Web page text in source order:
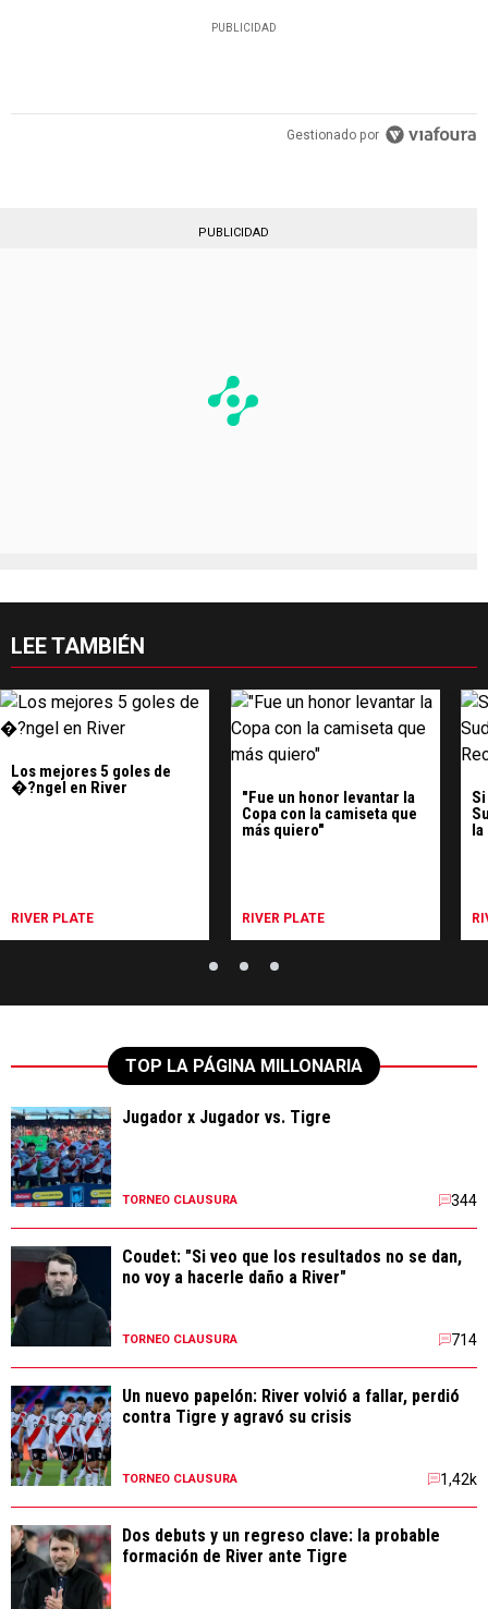
PUBLICIDAD
Gestionado por
PUBLICIDAD
LEE TAMBIÉN
Los mejores 5 goles de
�?ngel en River
RIVER PLATE
"Fue un honor levantar la
Copa con la camiseta que
más quiero"
RIVER PLATE
la
TOP LA PÁGINA MILLONARIA
Jugador x Jugador vs. Tigre
TORNEO CLAUSURA 344
Coudet: "Si veo que los resultados no se dan,
no voy a hacerle daño a River"
TORNEO CLAUSURA 714
Un nuevo papelón: River volvió a fallar, perdió
contra Tigre y agravó su crisis
TORNEO CLAUSURA 1,42k
Dos debuts y un regreso clave: la probable
formación de River ante Tigre